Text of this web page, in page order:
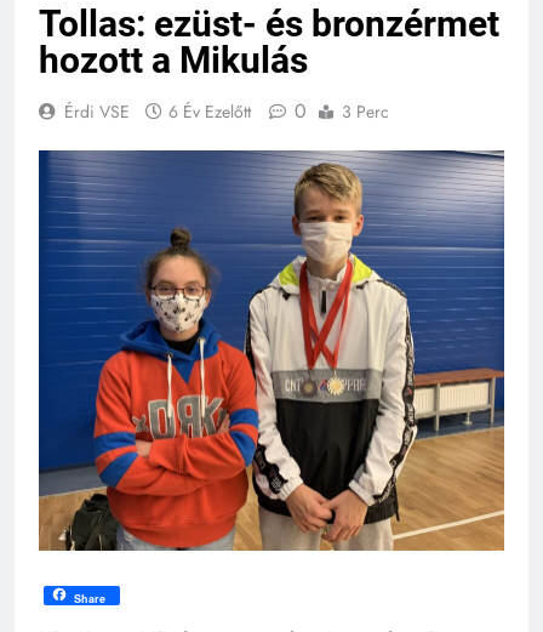
Tollas: ezüst- és bronzérmet
hozott a Mikulás
Érdi VSE 6 Év Ezelőtt 0 3 Perc
Share